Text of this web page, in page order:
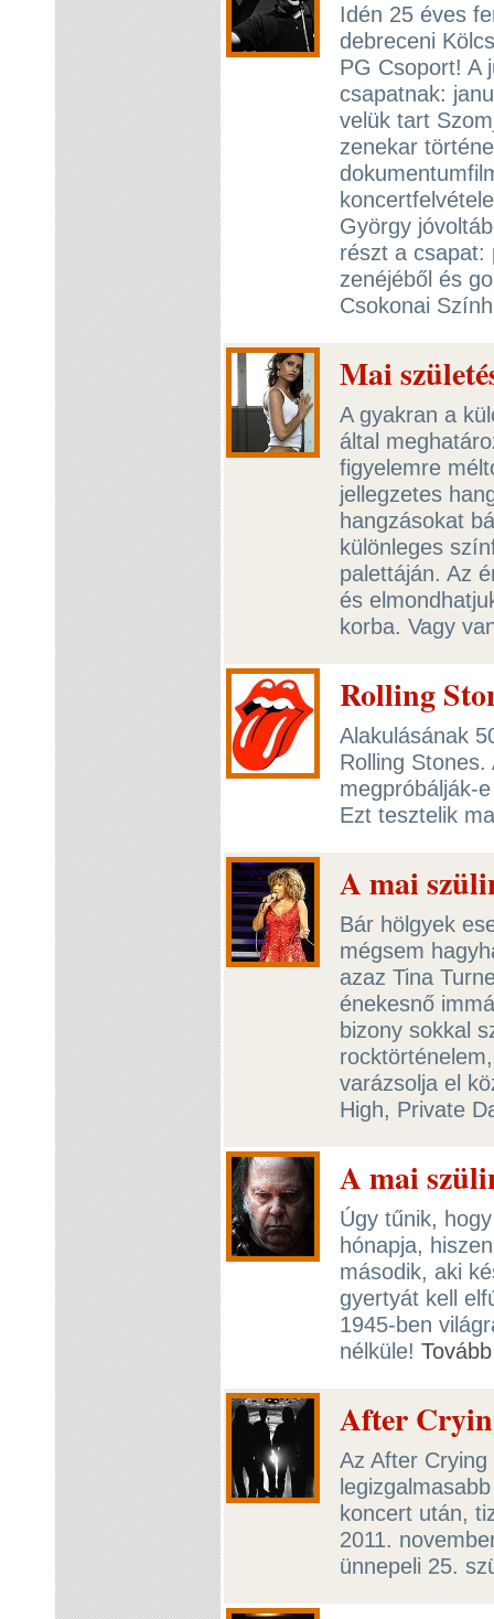
Idén 25 éves
debreceni
PG Csoport! A
csapatnak:
velük tart
zenekar
György
részt a csapat:
zenéjéből és
Csokonai
Mai
A gyakran a
által
figyelemre
jellegzetes
hangzásokat
különleges
palettáján. Az
és
korba. Vagy
Rolling
Alakulásának
Rolling
megpróbálják-
Ezt tesztelik
A mai
Bár hölgyek
mégsem
azaz Tina
énekesnő
bizony sokkal
varázsolja el
High, Private
A mai
Úgy tűnik,
hónapja,
második, aki
gyertyát kell
1945-ben
nélküle! Tovább
After
Az After
koncert után,
2011.
ünnepeli 25.